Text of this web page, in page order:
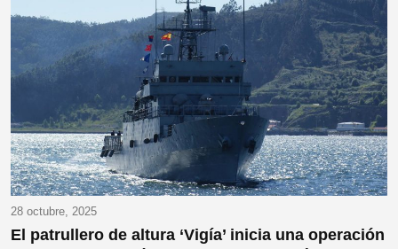
28 octubre, 2025
El patrullero de altura ‘Vigía’ inicia una operación